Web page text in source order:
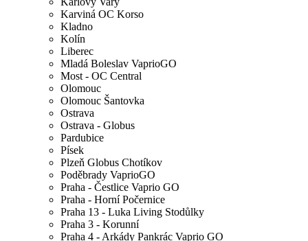
Karviná OC Korso
Kladno
Kolín
Liberec
Mladá Boleslav VaprioGO
Most - OC Central
Olomouc
Olomouc Šantovka
Ostrava
Ostrava - Globus
Pardubice
Písek
Plzeň Globus Chotíkov
Poděbrady VaprioGO
Praha - Čestlice Vaprio GO
Praha - Horní Počernice
Praha 13 - Luka Living Stodůlky
Praha 3 - Korunní
Praha 4 - Arkády Pankrác Vaprio GO